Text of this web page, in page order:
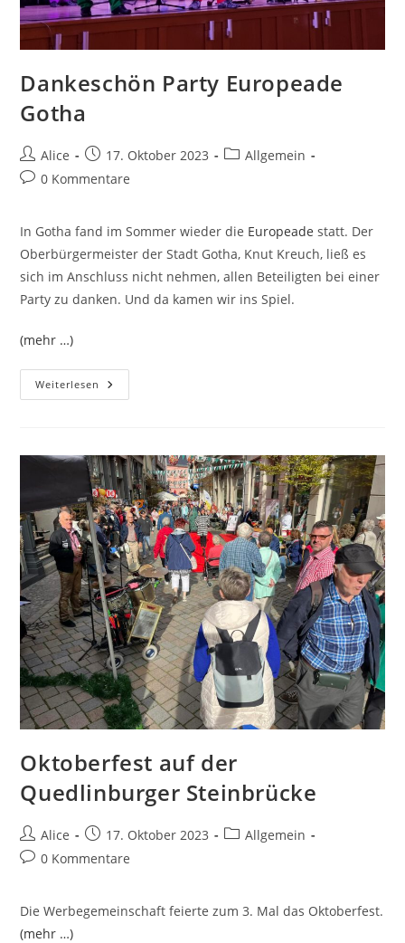
Dankeschön Party Europeade
Gotha
Beitrags-
Autor:
Alice
Beitrag
veröffentlicht:
17. Oktober 2023
Beitrags-
Allgemein
Beitrags-
0 Kommentare
In Gotha fand im Sommer wieder die Europeade statt. Der
Oberbürgermeister der Stadt Gotha, Knut Kreuch, ließ es
sich im Anschluss nicht nehmen, allen Beteiligten bei einer
Party zu danken. Und da kamen wir ins Spiel.
(mehr …)
Weiterlesen Dankeschön
Party
Oktoberfest auf der
Quedlinburger Steinbrücke
Beitrags-
Autor:
Alice
Beitrag
veröffentlicht:
17. Oktober 2023
Beitrags-
Allgemein
Beitrags-
0 Kommentare
Die Werbegemeinschaft feierte zum 3. Mal das Oktoberfest.
(mehr …)